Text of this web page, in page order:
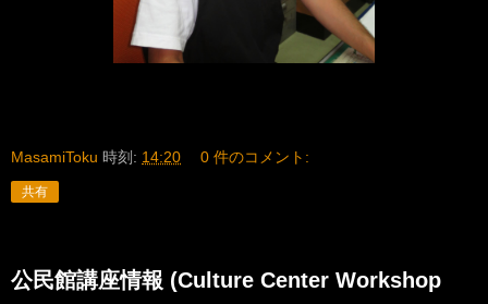
MasamiToku 時刻: 14:20 0 件のコメント:
共有
公民館講座情報 (Culture Center Workshop